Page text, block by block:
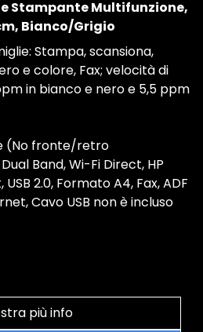
Stampante Multifunzione,
Bianco/Grigio
Stampa, scansiona,
e colore, Fax; velocità di
in bianco e nero e 5,5 ppm
(No fronte/retro
Band, Wi-Fi Direct, HP
2.0, Formato A4, Fax, ADF
Cavo USB non è incluso
più info